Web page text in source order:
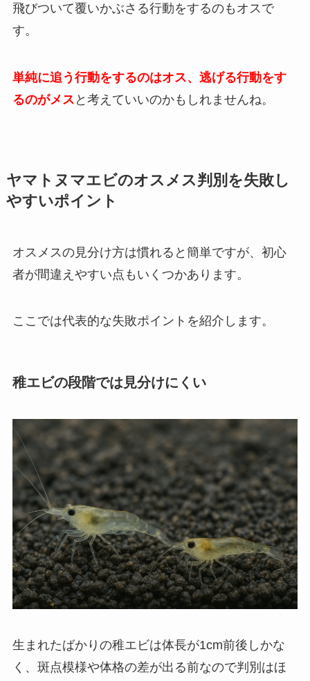
飛びついて覆いかぶさる行動をするのもオスで
す。
単純に追う行動をするのはオス、逃げる行動をす
るのがメス と考えていいのかもしれませんね。
ヤマトヌマエビのオスメス判別を失敗し
やすいポイント
オスメスの見分け方は慣れると簡単ですが、初心
者が間違えやすい点もいくつかあります。
ここでは代表的な失敗ポイントを紹介します。
稚エビの段階では見分けにくい
生まれたばかりの稚エビは体長が1cm前後しかな
く、斑点模様や体格の差が出る前なので判別はほ